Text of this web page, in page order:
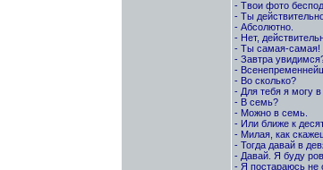
- Твои фото
- Ты
- Абсолютно.
- Нет,
- Ты самая-самая!
- Завтра
-
- Во сколько?
- Для тебя я могу
- В семь?
- Можно в семь.
- Или ближе к
- Милая, как
- Тогда давай в
- Давай. Я буду
- Я постараюсь не